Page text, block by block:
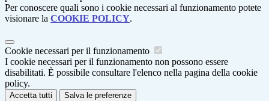
Per conoscere quali sono i cookie necessari al funzionamento potete
visionare la COOKIE POLICY.
Cookie necessari per il funzionamento
I cookie necessari per il funzionamento non possono essere
disabilitati. È possibile consultare l'elenco nella pagina della cookie
policy.
Accetta tutti Salva le preferenze